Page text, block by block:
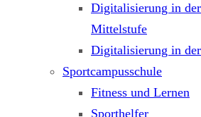
Digitalisierung in
Mittelstufe
Digitalisierung in
Sportcampusschule
Fitness und Lernen
Sporthelfer